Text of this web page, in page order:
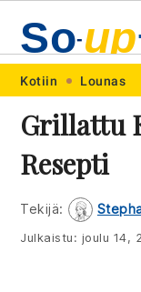
Skip
primary
navigation
Skip
main
content
Skip
primary
sidebar
Skip
footer
So-up
Kotiin Lounas
Grillattu
Resepti
Tekijä:
Julkaistu: joulu 14,